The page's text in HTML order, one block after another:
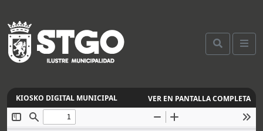
VER EN PANTALLA COMPLETA